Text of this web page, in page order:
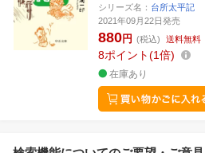
シリーズ名： 台所太平記
2021年09月22日発売
880円 (税込) 送料無料
8ポイント 1倍
在庫あり